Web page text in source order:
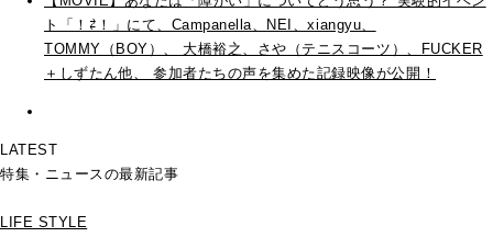
ト「！⇄！」にて、Campanella、NEI、xiangyu、
TOMMY（BOY）、 大橋裕之、さや（テニスコーツ）、FUCKER
＋しずたん他、 参加者たちの声を集めた記録映像が公開！
LATEST
特集・ニュースの最新記事
LIFE STYLE